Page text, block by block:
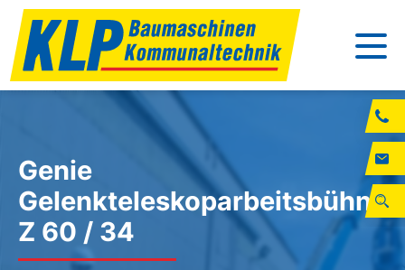
Genie
Gelenkteleskoparbeitsbühne
Z 60 / 34